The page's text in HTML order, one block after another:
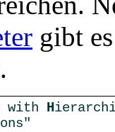
gibt
with H